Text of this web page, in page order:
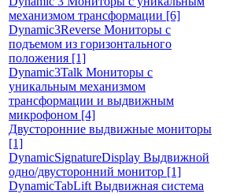
механизмом трансформации [6]
Dynamic3Reverse Мониторы с
подъемом из горизонтального
положения [1]
Dynamic3Talk Мониторы с
уникальным механизмом
трансформации и выдвижным
микрофоном [4]
Двусторонние выдвижные мониторы
[1]
DynamicSignatureDisplay Выдвижной
одно/двусторонний монитор [1]
DynamicTabLift Выдвижная система